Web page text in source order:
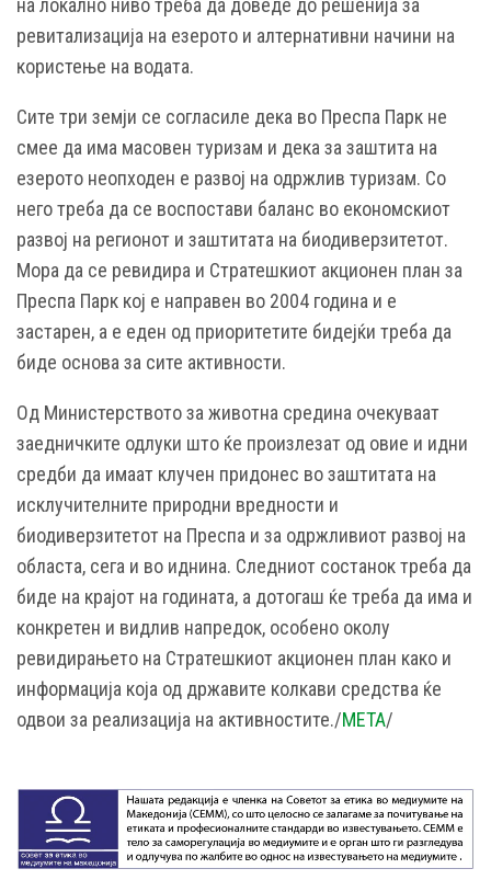
на локално ниво треба да доведе до решенија за
ревитализација на езерото и алтернативни начини на
користење на водата.
Сите три земји се согласиле дека во Преспа Парк не
смее да има масовен туризам и дека за заштита на
езерото неопходен е развој на одржлив туризам. Со
него треба да се воспостави баланс во економскиот
развој на регионот и заштитата на биодиверзитетот.
Мора да се ревидира и Стратешкиот акционен план за
Преспа Парк кој е направен во 2004 година и е
застарен, а е еден од приоритетите бидејќи треба да
биде основа за сите активности.
Од Министерството за животна средина очекуваат
заедничките одлуки што ќе произлезат од овие и идни
средби да имаат клучен придонес во заштитата на
исклучителните природни вредности и
биодиверзитетот на Преспа и за одржливиот развој на
областа, сега и во иднина. Следниот состанок треба да
биде на крајот на годината, а дотогаш ќе треба да има и
конкретен и видлив напредок, особено околу
ревидирањето на Стратешкиот акционен план како и
информација која од државите колкави средства ќе
одвои за реализација на активностите./МЕТА/